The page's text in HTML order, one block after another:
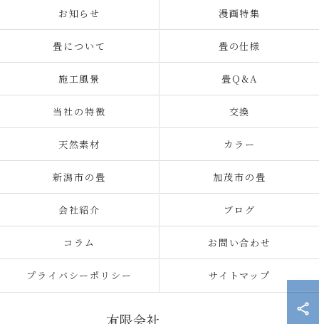
お知らせ 漫画特集
畳について 畳の仕様
施工風景 畳Q&A
当社の特徴 交換
天然素材 カラー
新潟市の畳 加茂市の畳
会社紹介 ブログ
コラム お問い合わせ
プライバシーポリシー サイトマップ